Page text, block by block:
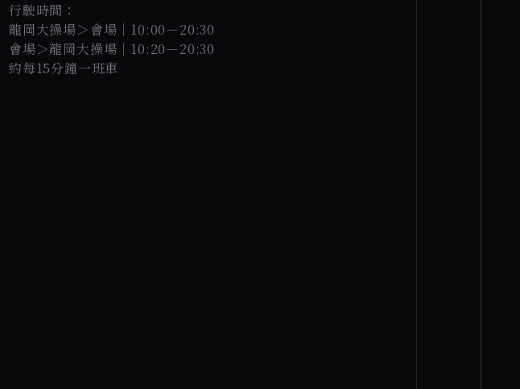
行駛時間：
龍岡大操場＞會場｜10:00－20:30
會場＞龍岡大操場｜10:20－20:30
約每15分鐘一班車